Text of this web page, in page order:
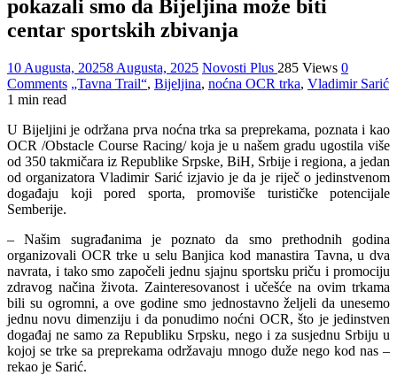
pokazali smo da Bijeljina može biti
centar sportskih zbivanja
10 Augusta, 20258 Augusta, 2025 Novosti Plus 285 Views 0
Comments „Tavna Trail“, Bijeljina, noćna OCR trka, Vladimir Sarić
1 min read
U Bijeljini je održana prva noćna trka sa preprekama, poznata i kao
OCR /Obstacle Course Racing/ koja je u našem gradu ugostila više
od 350 takmičara iz Republike Srpske, BiH, Srbije i regiona, a jedan
od organizatora Vladimir Sarić izjavio je da je riječ o jedinstvenom
događaju koji pored sporta, promoviše turističke potencijale
Semberije.
– Našim sugrađanima je poznato da smo prethodnih godina
organizovali OCR trke u selu Banjica kod manastira Tavna, u dva
navrata, i tako smo započeli jednu sjajnu sportsku priču i promociju
zdravog načina života. Zainteresovanost i učešće na ovim trkama
bili su ogromni, a ove godine smo jednostavno željeli da unesemo
jednu novu dimenziju i da ponudimo noćni OCR, što je jedinstven
događaj ne samo za Republiku Srpsku, nego i za susjednu Srbiju u
kojoj se trke sa preprekama održavaju mnogo duže nego kod nas –
rekao je Sarić.